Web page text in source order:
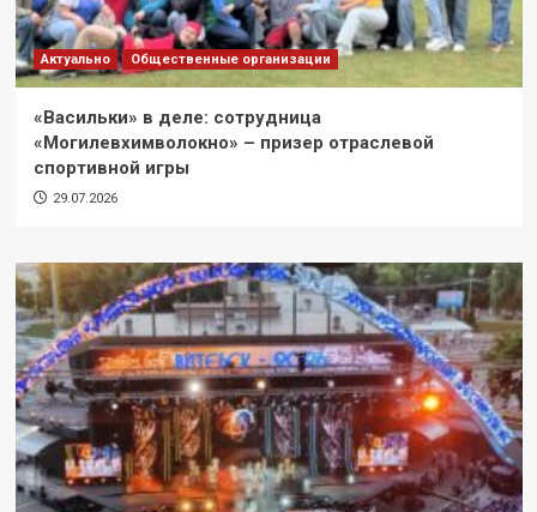
Актуально Общественные организации
«Васильки» в деле: сотрудница
«Могилевхимволокно» – призер отраслевой
спортивной игры
29.07.2026